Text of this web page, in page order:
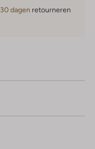
30 dagen retourneren